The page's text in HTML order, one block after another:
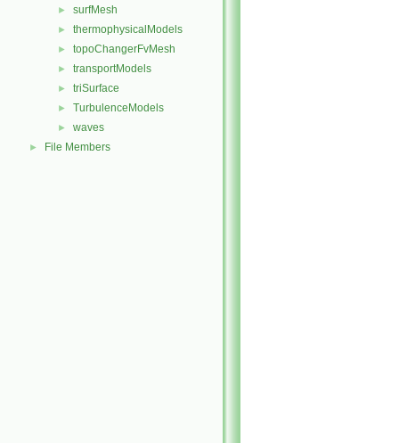
► surfMesh
► thermophysicalModels
► topoChangerFvMesh
► transportModels
► triSurface
► TurbulenceModels
► waves
► File Members